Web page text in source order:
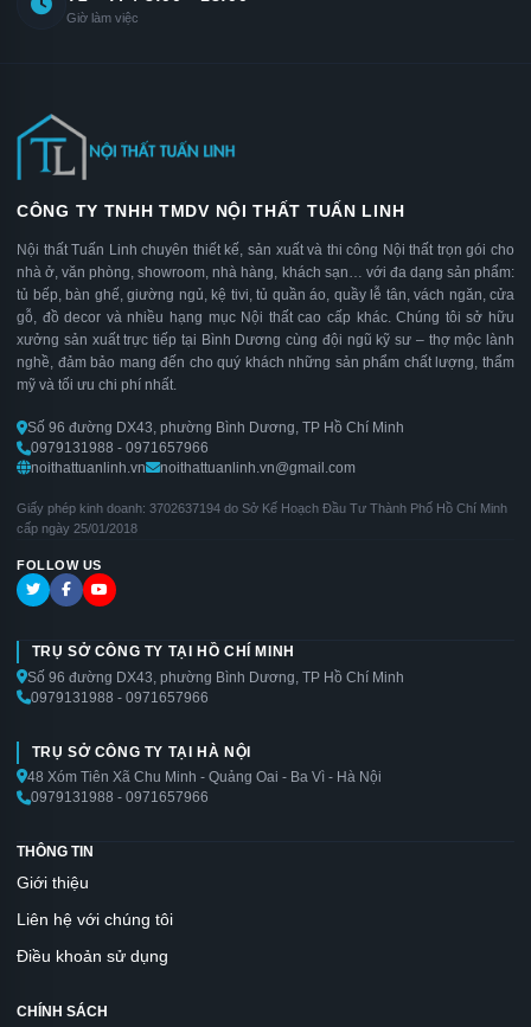
Giờ làm việc
CÔNG TY TNHH TMDV NỘI THẤT TUẤN LINH
Nội thất Tuấn Linh chuyên thiết kế, sản xuất và thi công Nội thất trọn gói cho
nhà ở, văn phòng, showroom, nhà hàng, khách sạn… với đa dạng sản phẩm:
tủ bếp, bàn ghế, giường ngủ, kệ tivi, tủ quần áo, quầy lễ tân, vách ngăn, cửa
gỗ, đồ decor và nhiều hạng mục Nội thất cao cấp khác. Chúng tôi sở hữu
xưởng sản xuất trực tiếp tại Bình Dương cùng đội ngũ kỹ sư – thợ mộc lành
nghề, đảm bảo mang đến cho quý khách những sản phẩm chất lượng, thẩm
mỹ và tối ưu chi phí nhất.
Số 96 đường DX43, phường Bình Dương, TP Hồ Chí Minh
0979131988 - 0971657966
noithattuanlinh.vn
noithattuanlinh.vn@gmail.com
Giấy phép kinh doanh: 3702637194 do Sở Kế Hoạch Đầu Tư Thành Phố Hồ Chí Minh
cấp ngày 25/01/2018
FOLLOW US
TRỤ SỞ CÔNG TY TẠI HỒ CHÍ MINH
Số 96 đường DX43, phường Bình Dương, TP Hồ Chí Minh
0979131988 - 0971657966
TRỤ SỞ CÔNG TY TẠI HÀ NỘI
48 Xóm Tiên Xã Chu Minh - Quảng Oai - Ba Vì - Hà Nội
0979131988 - 0971657966
THÔNG TIN
Giới thiệu
Liên hệ với chúng tôi
Điều khoản sử dụng
CHÍNH SÁCH